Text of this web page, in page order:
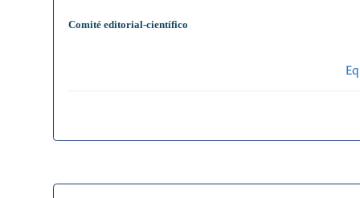
Comité editorial-científico